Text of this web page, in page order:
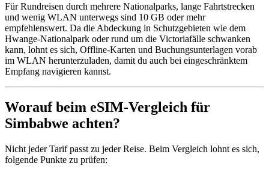
Für Rundreisen durch mehrere Nationalparks, lange Fahrtstrecken
und wenig WLAN unterwegs sind 10 GB oder mehr
empfehlenswert. Da die Abdeckung in Schutzgebieten wie dem
Hwange-Nationalpark oder rund um die Victoriafälle schwanken
kann, lohnt es sich, Offline-Karten und Buchungsunterlagen vorab
im WLAN herunterzuladen, damit du auch bei eingeschränktem
Empfang navigieren kannst.
Worauf beim eSIM-Vergleich für
Simbabwe achten?
Nicht jeder Tarif passt zu jeder Reise. Beim Vergleich lohnt es sich,
folgende Punkte zu prüfen: